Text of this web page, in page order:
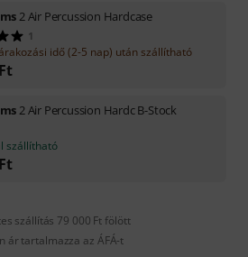
2 Air Percussion Hardcase
1
idő (2-5 nap) után szállítható
Ft
2 Air Percussion Hardc B-Stock
szállítható
Ft
szállítás 79 000 Ft fölött
ár tartalmazza az ÁFÁ-t